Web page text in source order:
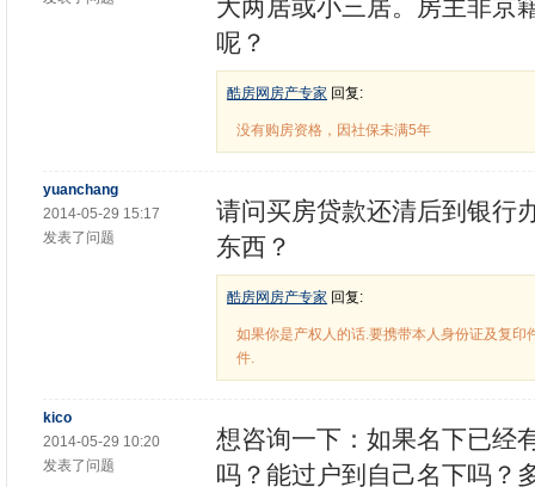
大两居或小三居。房主非京
呢？
酷房网房产专家 回复:
没有购房资格，因社保未满5年
yuanchang
2014-05-29 15:17
发表了问题
请问买房贷款还清后到银行
东西？
酷房网房产专家 回复:
如果你是产权人的话.要携带本人身份证及复
件.
kico
2014-05-29 10:20
发表了问题
想咨询一下：如果名下已经
吗？能过户到自己名下吗？